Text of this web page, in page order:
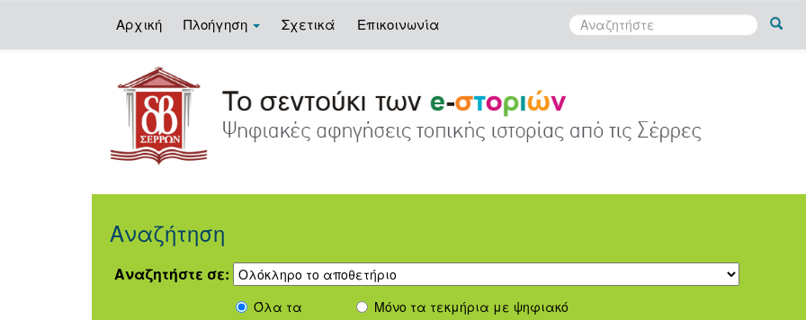
Αρχική Πλοήγηση Σχετικά Επικοινωνία
Αναζήτηση
Αναζητήστε σε:
Όλα τα
Μόνο τα τεκμήρια με ψηφιακό